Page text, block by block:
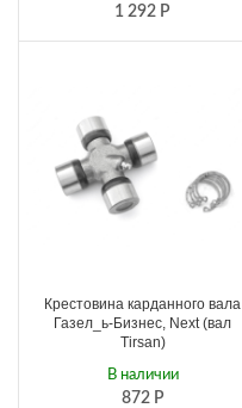
1 292 Р
Крестовина карданного вала
Газел_ь-Бизнес, Next (вал
Tirsan)
872 Р
В наличии